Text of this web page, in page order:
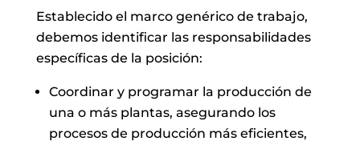
Establecido el marco genérico de trabajo,
debemos identificar las responsabilidades
específicas de la posición:
Coordinar y programar la producción de
una o más plantas, asegurando los
procesos de producción más eficientes,